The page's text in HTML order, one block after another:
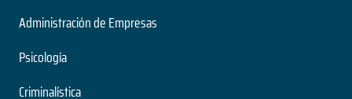
Administración de Empresas
Psicología
Criminalística